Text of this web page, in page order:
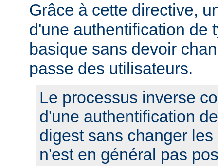
Grâce à cette directive,
d'une authentification de
basique sans devoir
passe des utilisateurs.
Le processus inverse
d'une authentification
digest sans changer
n'est en général pas